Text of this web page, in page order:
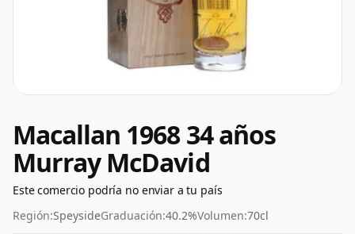
Macallan 1968 34 años
Murray McDavid
Este comercio podría no enviar a tu país
Región:SpeysideGraduación:40.2%Volumen:70cl